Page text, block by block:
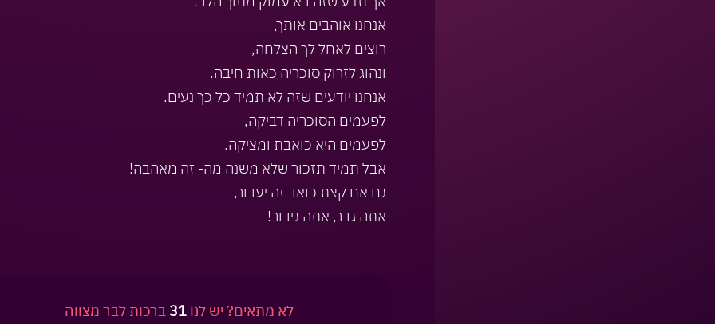
אנחנו אוהבים אותך,
רוצים לאחל לך הצלחה,
ונהוג לזרוק סוכריה כאות חיבה.
אנחנו יודעים שזה לא תמיד כל כך נעים.
לפעמים הסוכריה דביקה,
לפעמים היא כואבת ומציקה.
אבל תמיד תזכור שלא משנה מה- זה מאהבה!
גם אם קצת כואב זה יעבור,
אתה גבר, אתה גיבור!
לא מתאים? יש לנו31ברכות לבר מצווה